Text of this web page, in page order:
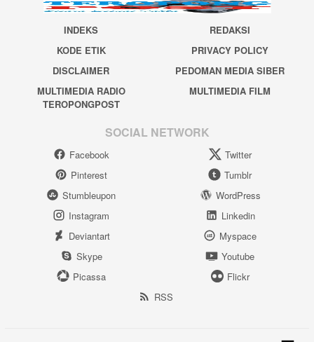
INDEKS
REDAKSI
KODE ETIK
PRIVACY POLICY
DISCLAIMER
PEDOMAN MEDIA SIBER
MULTIMEDIA RADIO
TEROPONGPOST
MULTIMEDIA FILM
SOCIAL NETWORK
Facebook
Twitter
Pinterest
Tumblr
Stumbleupon
WordPress
Instagram
Linkedin
Deviantart
Myspace
Skype
Youtube
Picassa
Flickr
RSS